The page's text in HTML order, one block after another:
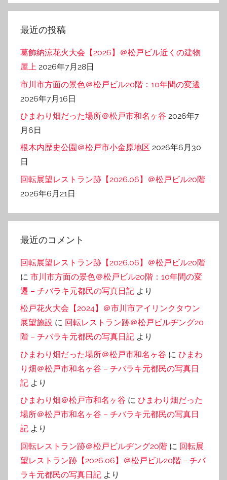
ゴ
リ
最近の投稿
葛飾納涼花火大会【2026】＠松戸ビル近くの建物
屋上 2026年7月28日
市川市方面の景色＠松戸ビル20階：10年間の変遷
2026年7月16日
ひまわり畑だった場所＠松戸市和名ヶ谷 2026年7
月6日
根木内歴史公園＠松戸市小金原地区 2026年6月30
日
回転展望レストラン跡【2026.06】＠松戸ビル20階
2026年6月21日
最近のコメント
回転展望レストラン跡【2026.06】＠松戸ビル20階
に 市川市方面の景色＠松戸ビル20階：10年間の変
遷 – チバラキ元都民の写真日記 より
松戸花火大会【2024】＠市川市アイリンクタウン
展望施設 に 回転レストラン跡＠松戸ビルヂング20
階 – チバラキ元都民の写真日記 より
ひまわり畑だった場所＠松戸市和名ヶ谷 に ひまわ
り畑＠松戸市和名ヶ谷 – チバラキ元都民の写真日
記 より
ひまわり畑＠松戸市和名ヶ谷 に ひまわり畑だった
場所＠松戸市和名ヶ谷 – チバラキ元都民の写真日
記 より
回転レストラン跡＠松戸ビルヂング20階 に 回転展
望レストラン跡【2026.06】＠松戸ビル20階 – チバ
ラキ元都民の写真日記 より